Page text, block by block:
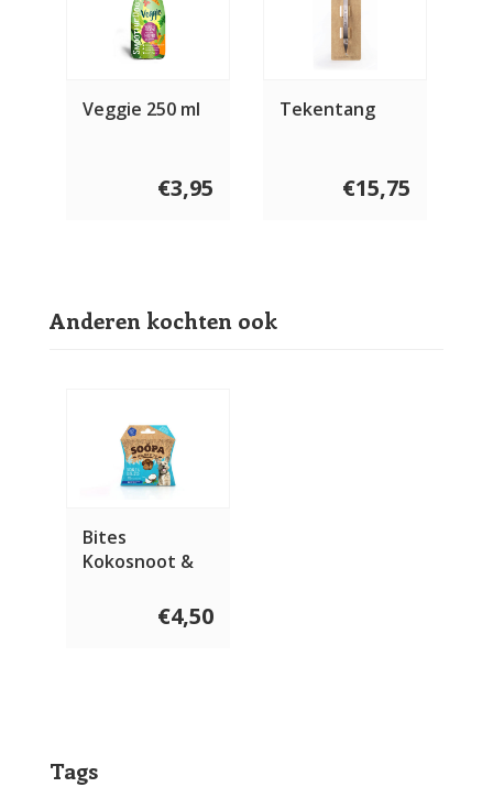
Veggie 250 ml
€3,95
Tekentang
€15,75
Anderen kochten ook
Bites
Kokosnoot &
€4,50
Tags